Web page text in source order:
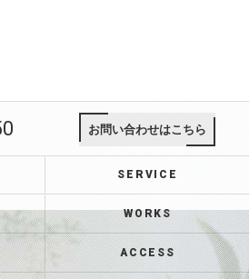
お問い合わせはこちら
SERVICE
WORKS
ACCESS